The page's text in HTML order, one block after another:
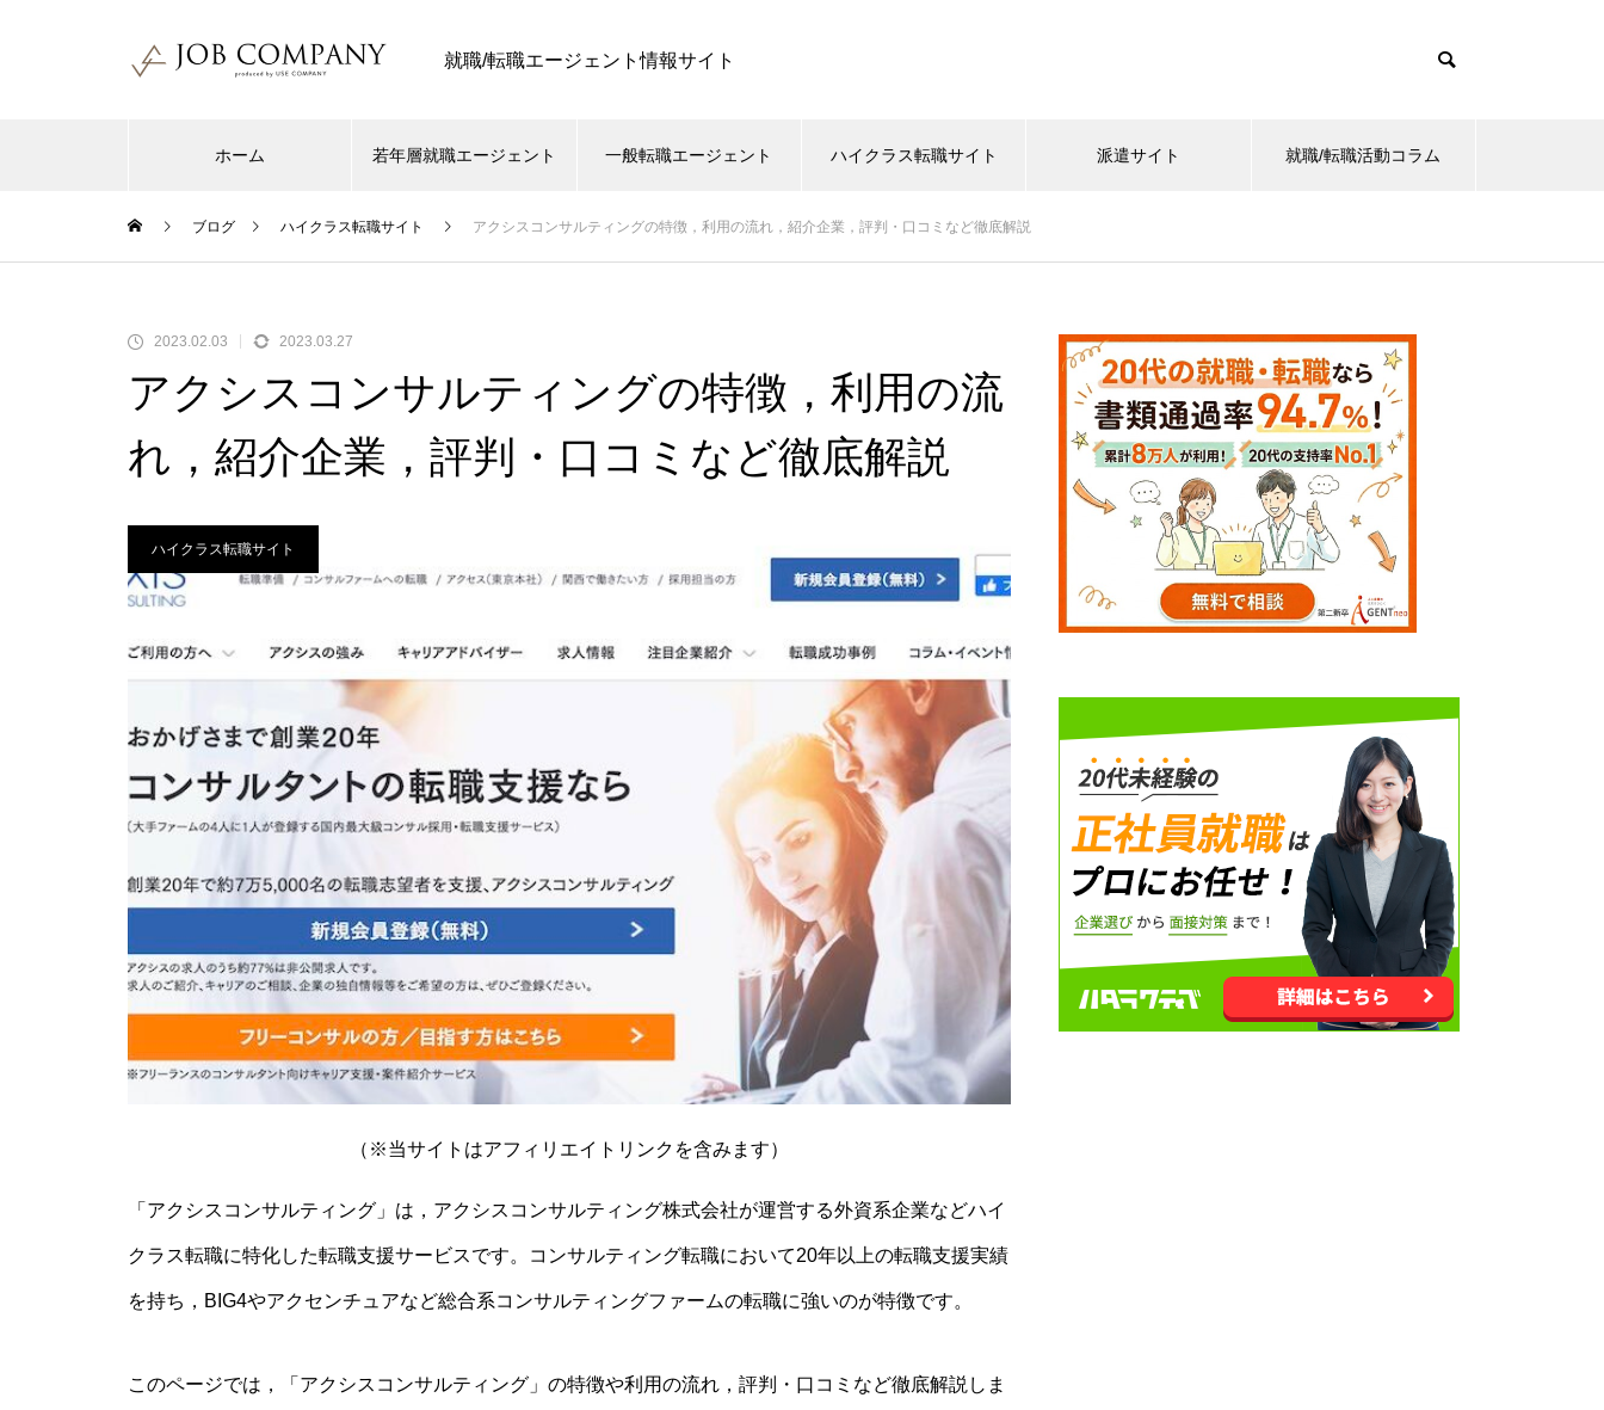
就職/転職エージェント情報サイト
ホーム 若年層就職エージェント 一般転職エージェント ハイクラス転職サイト 派遣サイト 就職/転職活動コラム
ブログ ハイクラス転職サイト アクシスコンサルティングの特徴，利用の流れ，紹介企業，評判・口コミなど徹底解説
2023.02.03 2023.03.27
アクシスコンサルティングの特徴，利用の流
れ，紹介企業，評判・口コミなど徹底解説
ハイクラス転職サイト
（※当サイトはアフィリエイトリンクを含みます）
「アクシスコンサルティング」は，アクシスコンサルティング株式会社が運営する外資系企業などハイ
クラス転職に特化した転職支援サービスです。コンサルティング転職において20年以上の転職支援実績
を持ち，BIG4やアクセンチュアなど総合系コンサルティングファームの転職に強いのが特徴です。
このページでは，「アクシスコンサルティング」の特徴や利用の流れ，評判・口コミなど徹底解説しま